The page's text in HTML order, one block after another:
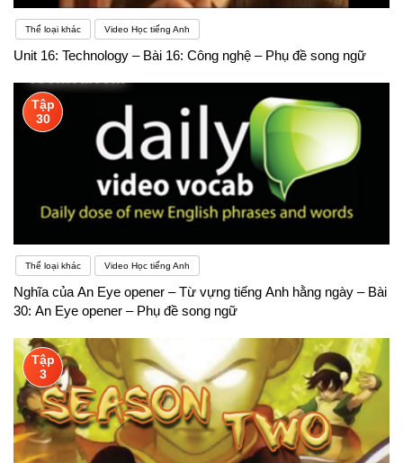
nguồn ngân sách, cũng như xã hội hóa giáo dục
trong dạy ngoại ngữ ở những lĩnh vực, khu vực có
Thể loại khác Video Học tiếng Anh
Unit 16: Technology – Bài 16: Công nghệ – Phụ đề song ngữ
Tập
30
Thể loại khác Video Học tiếng Anh
Nghĩa của An Eye opener – Từ vựng tiếng Anh hằng ngày – Bài
30: An Eye opener – Phụ đề song ngữ
Tập
3